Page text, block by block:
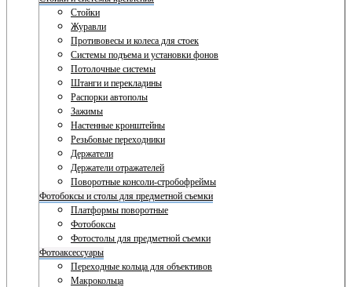
Стойки
Журавли
Противовесы и колеса для стоек
Системы подъема и установки фонов
Потолочные системы
Штанги и перекладины
Распорки автополы
Зажимы
Настенные кронштейны
Резьбовые переходники
Держатели
Держатели отражателей
Поворотные консоли-стробофреймы
Фотобоксы и столы для предметной съемки
Платформы поворотные
Фотобоксы
Фотостолы для предметной съемки
Фотоаксессуары
Переходные кольца для объективов
Макрокольца